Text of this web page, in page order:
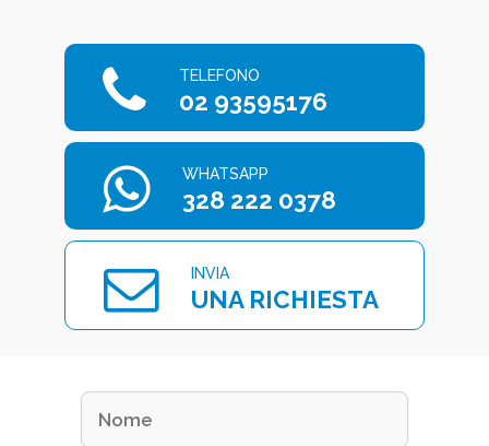
TELEFONO
02 93595176
WHATSAPP
328 222 0378
INVIA
UNA RICHIESTA